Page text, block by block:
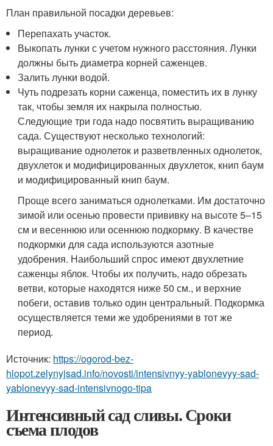
План правильной посадки деревьев:
Перепахать участок.
Выкопать лунки с учетом нужного расстояния. Лунки
должны быть диаметра корней саженцев.
Залить лунки водой.
Чуть подрезать корни саженца, поместить их в лунку
так, чтобы земля их накрыла полностью.
Следующие три года надо посвятить выращиванию
сада. Существуют несколько технологий:
выращивание однолеток и разветвленных однолеток,
двухлеток и модифицированных двухлеток, книп баум
и модифицированный книп баум.
Проще всего заниматься однолетками. Им достаточно
зимой или осенью провести прививку на высоте 5–15
см и весеннюю или осеннюю подкормку. В качестве
подкормки для сада используются азотные
удобрения. Наибольший спрос имеют двухлетние
саженцы яблок. Чтобы их получить, надо обрезать
ветви, которые находятся ниже 50 см., и верхние
побеги, оставив только один центральный. Подкормка
осуществляется теми же удобрениями в тот же
период.
Источник: https://ogorod-bez-
hlopot.zelynyjsad.info/novosti/intensivnyy-yablonevyy-sad-
yablonevyy-sad-intensivnogo-tipa
Интенсивный сад сливы. Сроки
съема плодов